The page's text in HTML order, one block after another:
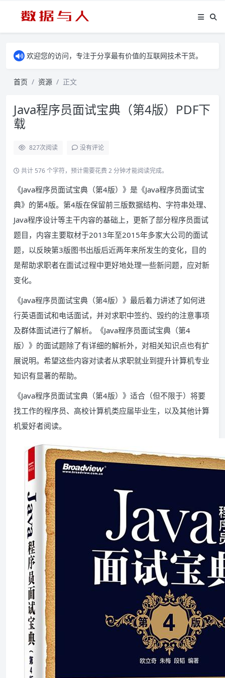
欢迎您的访问，专注于分享最有价值的互联网技术干货。
首页 资源 正文
Java程序员面试宝典（第4版）PDF下
载
827次阅读 没有评论
共计 576 个字符，预计需要花费 2 分钟才能阅读完成。
《Java程序员面试宝典（第4版）》是《Java程序员面试宝
典》的第4版。第4版在保留前三版数据结构、字符串处理、
Java程序设计等主干内容的基础上，更新了部分程序员面试
题目，内容主要取材于2013年至2015年多家大公司的面试
题，以反映第3版图书出版后近两年来所发生的变化，目的
是帮助求职者在面试过程中更好地处理一些新问题，应对新
变化。
《Java程序员面试宝典（第4版）》最后着力讲述了如何进
行英语面试和电话面试，并对求职中签约、毁约的注意事项
及群体面试进行了解析。《Java程序员面试宝典（第4
版）》的面试题除了有详细的解析外，对相关知识点也有扩
展说明。希望这些内容对读者从求职就业到提升计算机专业
知识有显著的帮助。
《Java程序员面试宝典（第4版）》适合（但不限于）将要
找工作的程序员、高校计算机类应届毕业生，以及其他计算
机爱好者阅读。